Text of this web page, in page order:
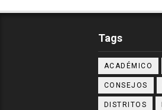
Tags
ACADÉMICO
CONSEJOS
DISTRITOS